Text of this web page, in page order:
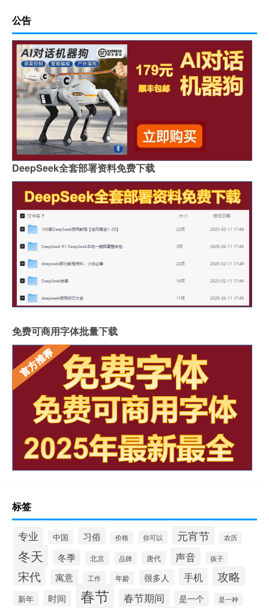
公告
DeepSeek全套部署资料免费下载
免费可商用字体批量下载
标签
专业 中国 习俗 价格 你可以 元宵节 农历
冬天 冬季 北京 品牌 唐代 声音 孩子
宋代 寓意 工作 年龄 很多人 手机 攻略
新年 时间 春节 春节期间 是一个 是一种